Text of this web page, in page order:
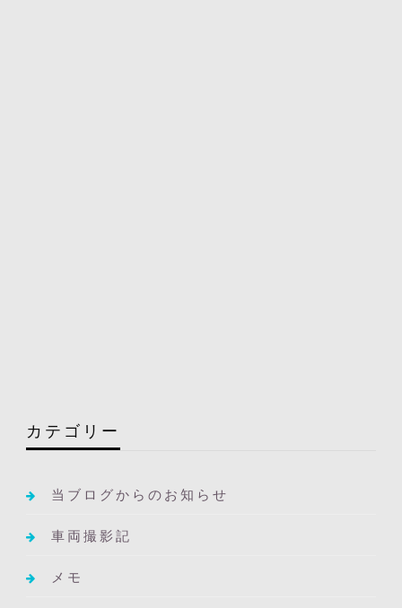
カテゴリー
当ブログからのお知らせ
車両撮影記
メモ